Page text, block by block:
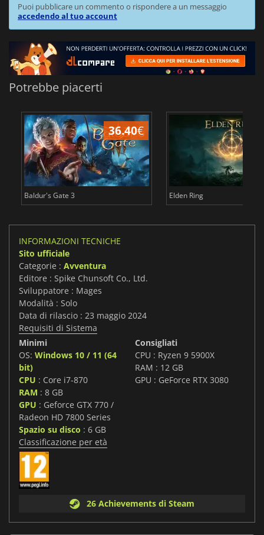
Puoi pubblicare un commento o rispondere a un messaggio
accedendo al tuo account
Potrebbe piacerti
36.40€
Baldur's Gate 3 Elden Ring
INFORMAZIONI TECNICHE
Sito ufficiale
Categorie : Avventura
Editore : Spike Chunsoft Co., Ltd.
Sviluppatore : Mages
Modalità : Solo
Data di rilascio : 23 maggio 2024
Requisiti di Sistema
Minimi
OS: Windows 10 / 11 (64
bit)
CPU : Core i7-870
RAM : 8 GB
GPU : Geforce GTX 770 /
Radeon HD 7800 Series
Spazio su disco : 6 GB
Consigliati
CPU : Ryzen 9 5900X
RAM : 12 GB
GPU : GeForce RTX 3080
Classificazione per età
26 Achievements di Steam